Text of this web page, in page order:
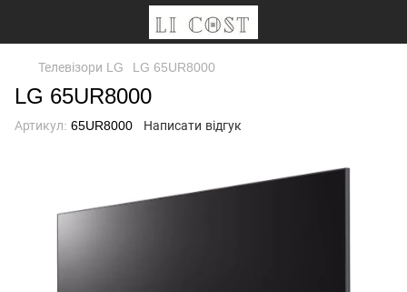
Телевізори LG LG 65UR8000
LG 65UR8000
Артикул: 65UR8000 Написати відгук